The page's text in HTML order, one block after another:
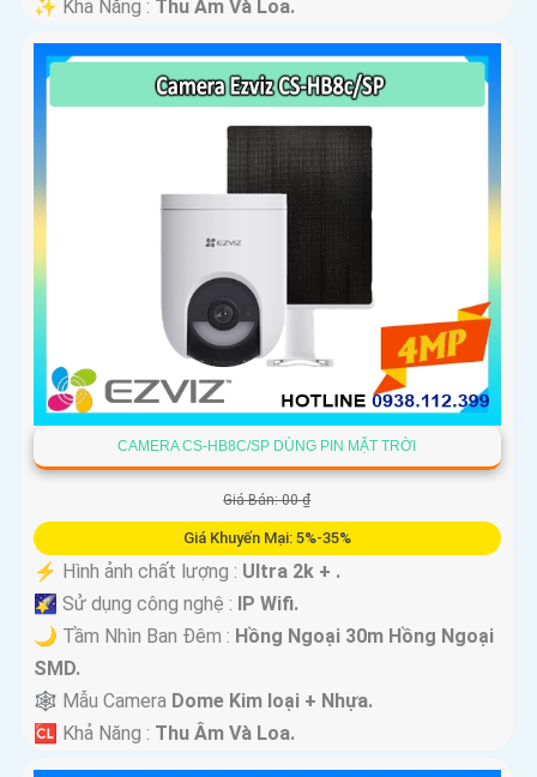
️✨ Khả Năng : Thu Âm Và Loa.
CAMERA CS-HB8C/SP DÙNG PIN MẶT TRỜI
Giá Bán: 00 ₫
Giá Khuyến Mại: 5%-35%
️⚡ Hình ảnh chất lượng : Ultra 2k + .
🌠 Sử dụng công nghệ : IP Wifi.
🌙 Tầm Nhìn Ban Đêm : Hồng Ngoại 30m Hồng Ngoại
SMD.
🕸️ Mẫu Camera Dome Kim loại + Nhựa.
️🆑 Khả Năng : Thu Âm Và Loa.